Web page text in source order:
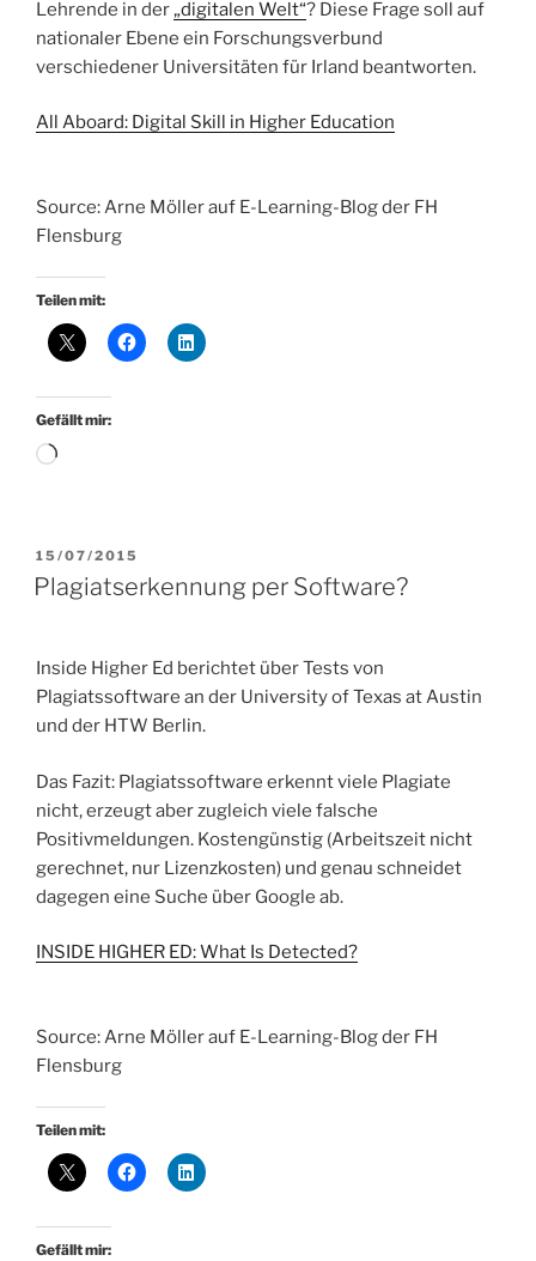
Lehrende in der „digitalen Welt“? Diese Frage soll auf
nationaler Ebene ein Forschungsverbund
verschiedener Universitäten für Irland beantworten.
All Aboard: Digital Skill in Higher Education
Source: Arne Möller auf E-Learning-Blog der FH
Flensburg
Teilen mit:
Gefällt mir:
Wird
VERÖFFENTLICHT
AM
15/07/2015
Plagiatserkennung per Software?
Inside Higher Ed berichtet über Tests von
Plagiatssoftware an der University of Texas at Austin
und der HTW Berlin.
Das Fazit: Plagiatssoftware erkennt viele Plagiate
nicht, erzeugt aber zugleich viele falsche
Positivmeldungen. Kostengünstig (Arbeitszeit nicht
gerechnet, nur Lizenzkosten) und genau schneidet
dagegen eine Suche über Google ab.
INSIDE HIGHER ED: What Is Detected?
Source: Arne Möller auf E-Learning-Blog der FH
Flensburg
Teilen mit:
Gefällt mir: